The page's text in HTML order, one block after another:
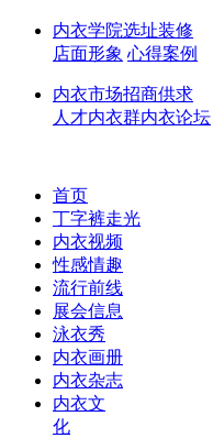
内衣学院选址装修
店面形象 心得案例
内衣市场招商供求
人才内衣群内衣论坛
首页
丁字裤走光
内衣视频
性感情趣
流行前线
展会信息
泳衣秀
内衣画册
内衣杂志
内衣文
化